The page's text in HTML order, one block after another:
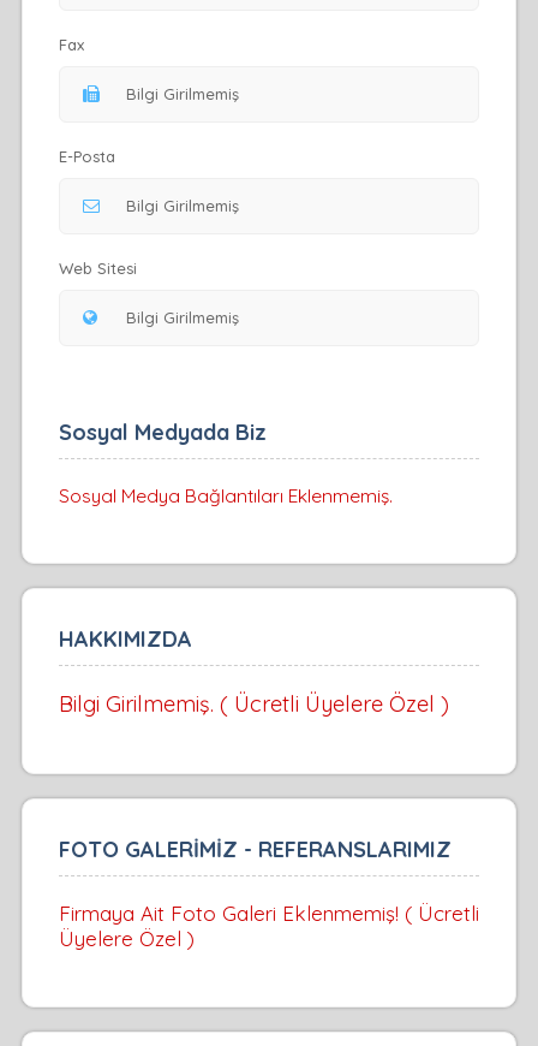
Fax
E-Posta
Web Sitesi
Sosyal Medyada Biz
Sosyal Medya Bağlantıları Eklenmemiş.
HAKKIMIZDA
Bilgi Girilmemiş. ( Ücretli Üyelere Özel )
FOTO GALERİMİZ - REFERANSLARIMIZ
Firmaya Ait Foto Galeri Eklenmemiş! ( Ücretli
Üyelere Özel )